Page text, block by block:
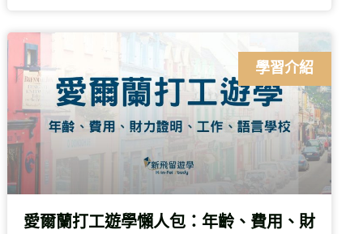
學習介紹
愛爾蘭打工遊學懶人包：年齡、費用、財